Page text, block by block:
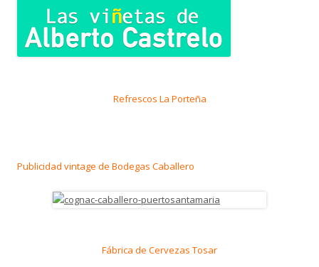
Refrescos La Porteña
Publicidad vintage de Bodegas Caballero
Fábrica de Cervezas Tosar